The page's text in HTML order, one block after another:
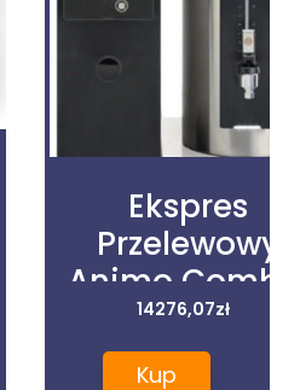
Ekspres
Przelewowy
Animo Combi-
Line ,
14276,07zł
Kup